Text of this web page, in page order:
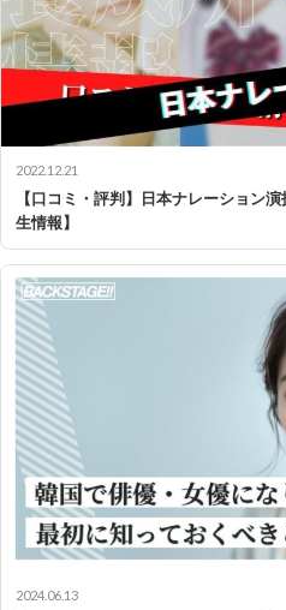
2022.12.21
【口コミ・評判】日本ナレーション
生情報】
2024.06.13